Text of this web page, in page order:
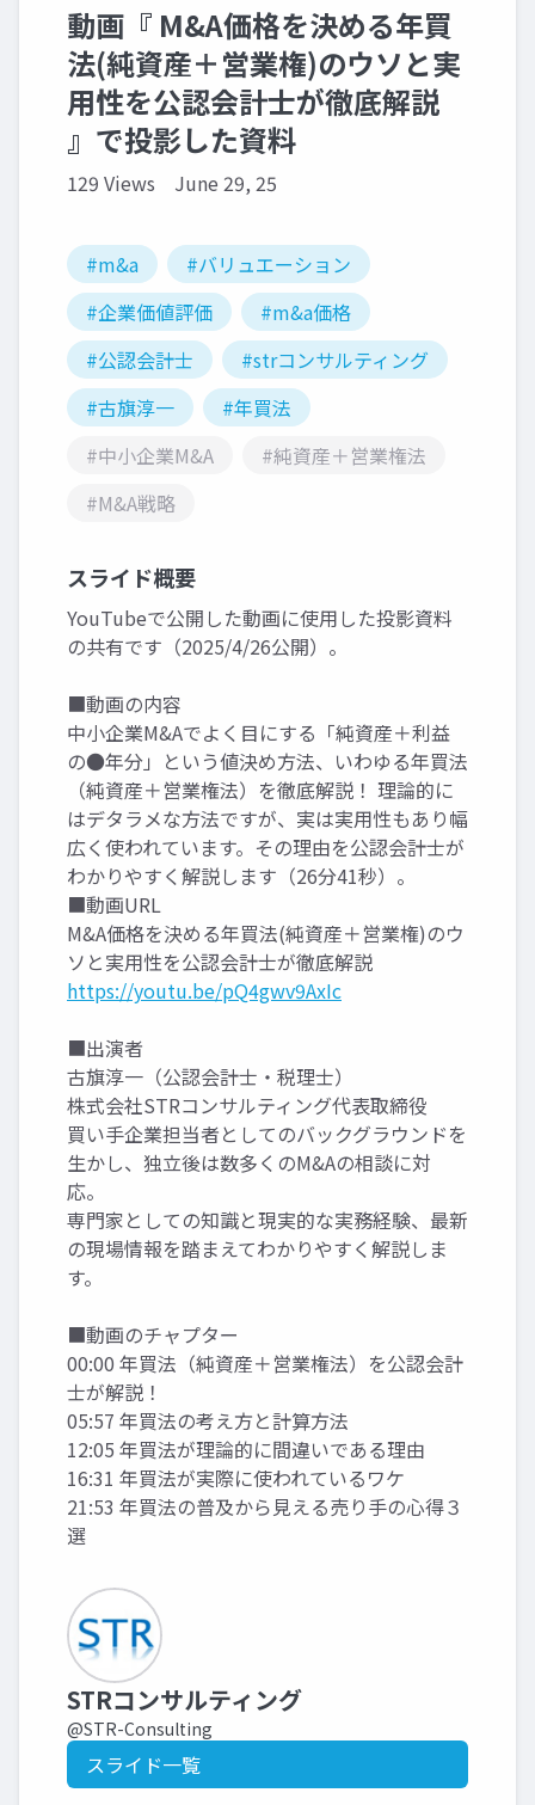
動画『 M&A価格を決める年買
法(純資産＋営業権)のウソと実
用性を公認会計士が徹底解説
』で投影した資料
129 Views June 29, 25
#m&a
#バリュエーション
#企業価値評価
#m&a価格
#公認会計士
#strコンサルティング
#古旗淳一
#年買法
#中小企業M&A
#純資産＋営業権法
#M&A戦略
スライド概要
YouTubeで公開した動画に使用した投影資料
の共有です（2025/4/26公開）。
■動画の内容
中小企業M&Aでよく目にする「純資産＋利益
の●年分」という値決め方法、いわゆる年買法
（純資産＋営業権法）を徹底解説！ 理論的に
はデタラメな方法ですが、実は実用性もあり幅
広く使われています。その理由を公認会計士が
わかりやすく解説します（26分41秒）。
■動画URL
M&A価格を決める年買法(純資産＋営業権)のウ
ソと実用性を公認会計士が徹底解説
https://youtu.be/pQ4gwv9AxIc
■出演者
古旗淳一（公認会計士・税理士）
株式会社STRコンサルティング代表取締役
買い手企業担当者としてのバックグラウンドを
生かし、独立後は数多くのM&Aの相談に対
応。
専門家としての知識と現実的な実務経験、最新
の現場情報を踏まえてわかりやすく解説しま
す。
■動画のチャプター
00:00 年買法（純資産＋営業権法）を公認会計
士が解説！
05:57 年買法の考え方と計算方法
12:05 年買法が理論的に間違いである理由
16:31 年買法が実際に使われているワケ
21:53 年買法の普及から見える売り手の心得３
選
STRコンサルティング
@STR-Consulting
スライド一覧